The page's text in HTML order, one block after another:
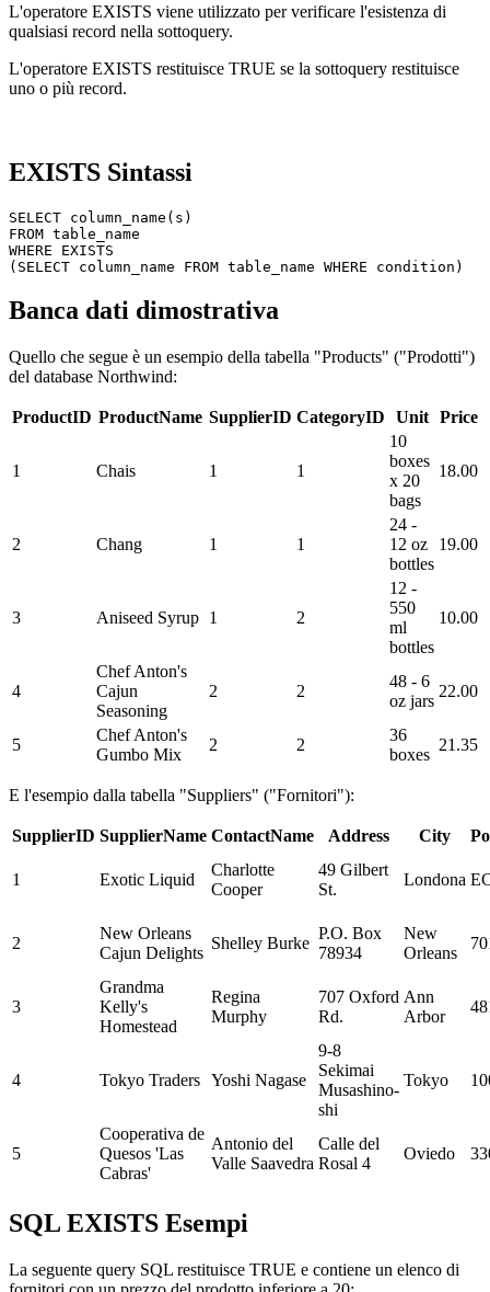
L'operatore EXISTS viene utilizzato per verificare l'esistenza di
qualsiasi record nella sottoquery.
L'operatore EXISTS restituisce TRUE se la sottoquery restituisce
uno o più record.
EXISTS Sintassi
SELECT column_name(s)
FROM table_name
WHERE EXISTS
Banca dati dimostrativa
Quello che segue è un esempio della tabella "Products" ("Prodotti")
del database Northwind:
ProductID ProductName SupplierID CategoryID Unit Price
1 Chais 1 1
10
boxes
x 20
bags
18.00
2 Chang 1 1
24 -
12 oz
bottles
19.00
3 Aniseed Syrup 1 2
12 -
550
ml
bottles
10.00
4
Chef Anton's
Cajun
Seasoning
2 2
48 - 6
oz jars
22.00
5
Chef Anton's
Gumbo Mix
2 2
36
boxes
21.35
E l'esempio dalla tabella "Suppliers" ("Fornitori"):
SupplierID SupplierName ContactName Address City
1 Exotic Liquid
Charlotte
Cooper
49 Gilbert
St.
Londona
2
New Orleans
Cajun Delights
Shelley Burke
P.O. Box
78934
New
Orleans
3
Grandma
Kelly's
Homestead
Regina
Murphy
707 Oxford
Rd.
Ann
Arbor
4 Tokyo Traders Yoshi Nagase
9-8
Sekimai
Musashino-
shi
Tokyo
5
Cooperativa de
Quesos 'Las
Cabras'
Antonio del
Valle Saavedra
Calle del
Rosal 4
Oviedo
SQL EXISTS Esempi
La seguente query SQL restituisce TRUE e contiene un elenco di